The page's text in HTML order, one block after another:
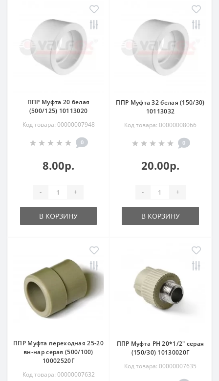
ППР Муфта 20 белая
(500/125) 10113020
Код товара: 00000007948
0
8.00р.
- +
В КОРЗИНУ
ППР Муфта 32 белая (150/30)
10113032
Код товара: 00000008066
0
20.00р.
- +
В КОРЗИНУ
ППР Муфта переходная 25-20
вн-нар серая (500/100)
10002520Г
Код товара: 00000007632
ППР Муфта РН 20*1/2" серая
(150/30) 10130020Г
Код товара: 00000007635